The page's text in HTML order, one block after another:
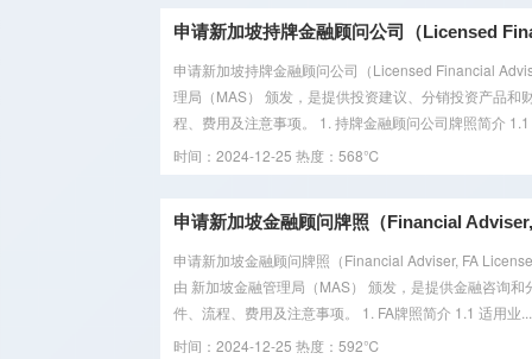
申请新加坡持牌金融顾问公司（Licensed
申请新加坡持牌金融顾问公司（Licensed Financial
理局（MAS） 颁发，是提供投资建议、分销投资产品
程、费用及注意事项。 1. 持牌金融顾问公司牌照简介
时间：2024-12-25 热度：568℃
申请新加坡金融顾问牌照（Financial
申请新加坡金融顾问牌照（Financial Adviser, FA
由 新加坡金融管理局（MAS） 颁发，是提供金融咨询
件、流程、费用及注意事项。 1. FA牌照简介 1.1 适用业...
时间：2024-12-25 热度：592℃